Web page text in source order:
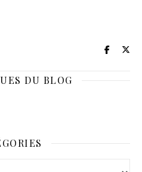
DU BLOG